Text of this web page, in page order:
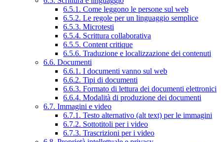
6.5.1. Come leggono le persone sul web
6.5.2. Le regole per un linguaggio semplice
6.5.3. Microtesti
6.5.4. Scrittura collaborativa
6.5.5. Content critique
6.5.6. Traduzione e localizzazione dei contenuti
6.6. Documenti
6.6.1. I documenti vanno sul web
6.6.2. Tipi di documenti
6.6.3. Formato di lettura dei documenti elettronici
6.6.4. Modalità di produzione dei documenti
6.7. Immagini e video
6.7.1. Testo alternativo (alt text) per le immagini
6.7.2. Sottotitoli per i video
6.7.3. Trascrizioni per i video